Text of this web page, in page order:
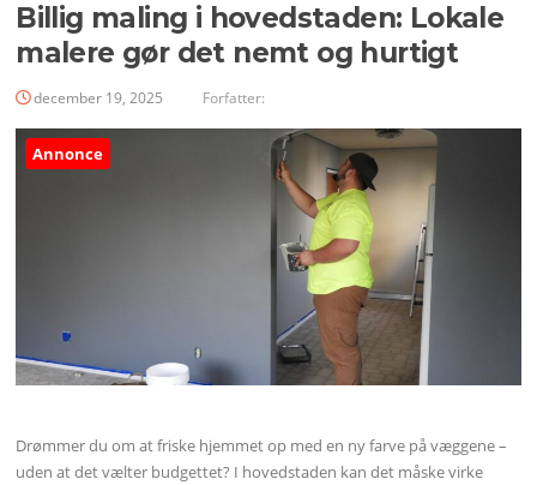
Billig maling i hovedstaden: Lokale
malere gør det nemt og hurtigt
december 19, 2025 Forfatter:
Annonce
Drømmer du om at friske hjemmet op med en ny farve på væggene –
uden at det vælter budgettet? I hovedstaden kan det måske virke